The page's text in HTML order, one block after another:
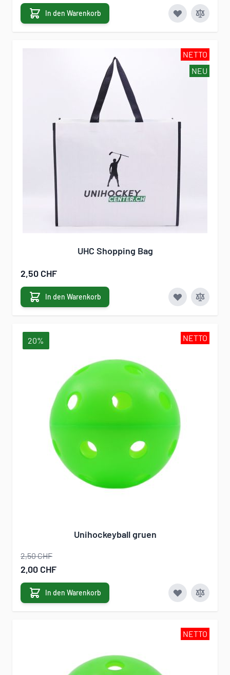
In den Warenkorb
NETTO
NEU
UHC Shopping Bag
2,50 CHF
In den Warenkorb
NETTO
20%
Unihockeyball gruen
2,50 CHF
Sonderangebot
2,00 CHF
In den Warenkorb
NETTO